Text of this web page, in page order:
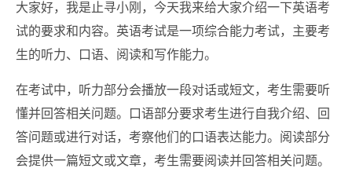
大家好，我是止寻小刚，今天我来给大家介绍一下英语考
试的要求和内容。英语考试是一项综合能力考试，主要考
生的听力、口语、阅读和写作能力。
在考试中，听力部分会播放一段对话或短文，考生需要听
懂并回答相关问题。口语部分要求考生进行自我介绍、回
答问题或进行对话，考察他们的口语表达能力。阅读部分
会提供一篇短文或文章，考生需要阅读并回答相关问题。